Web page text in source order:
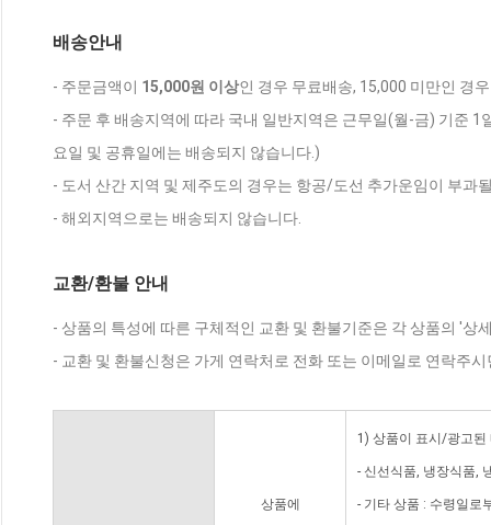
배송안내
- 주문금액이 15,000원 이상인 경우 무료배송, 15,000 미만인 경
- 주문 후 배송지역에 따라 국내 일반지역은 근무일(월-금) 기준
요일 및 공휴일에는 배송되지 않습니다.)
- 도서 산간 지역 및 제주도의 경우는 항공/도선 추가운임이 부과
- 해외지역으로는 배송되지 않습니다.
교환/환불 안내
- 상품의 특성에 따른 구체적인 교환 및 환불기준은 각 상품의 '상
- 교환 및 환불신청은 가게 연락처로 전화 또는 이메일로 연락주
상품에
1) 상품이 표시/광고된
- 신선식품, 냉장식품,
- 기타 상품 : 수령일로